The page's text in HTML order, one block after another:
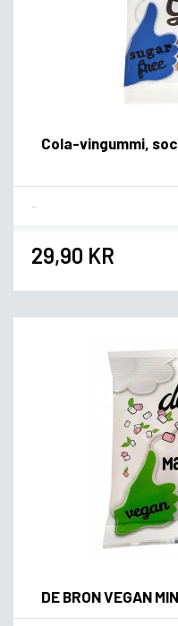
Cola-vingummi,
29,90 KR
DE BRON VEGAN